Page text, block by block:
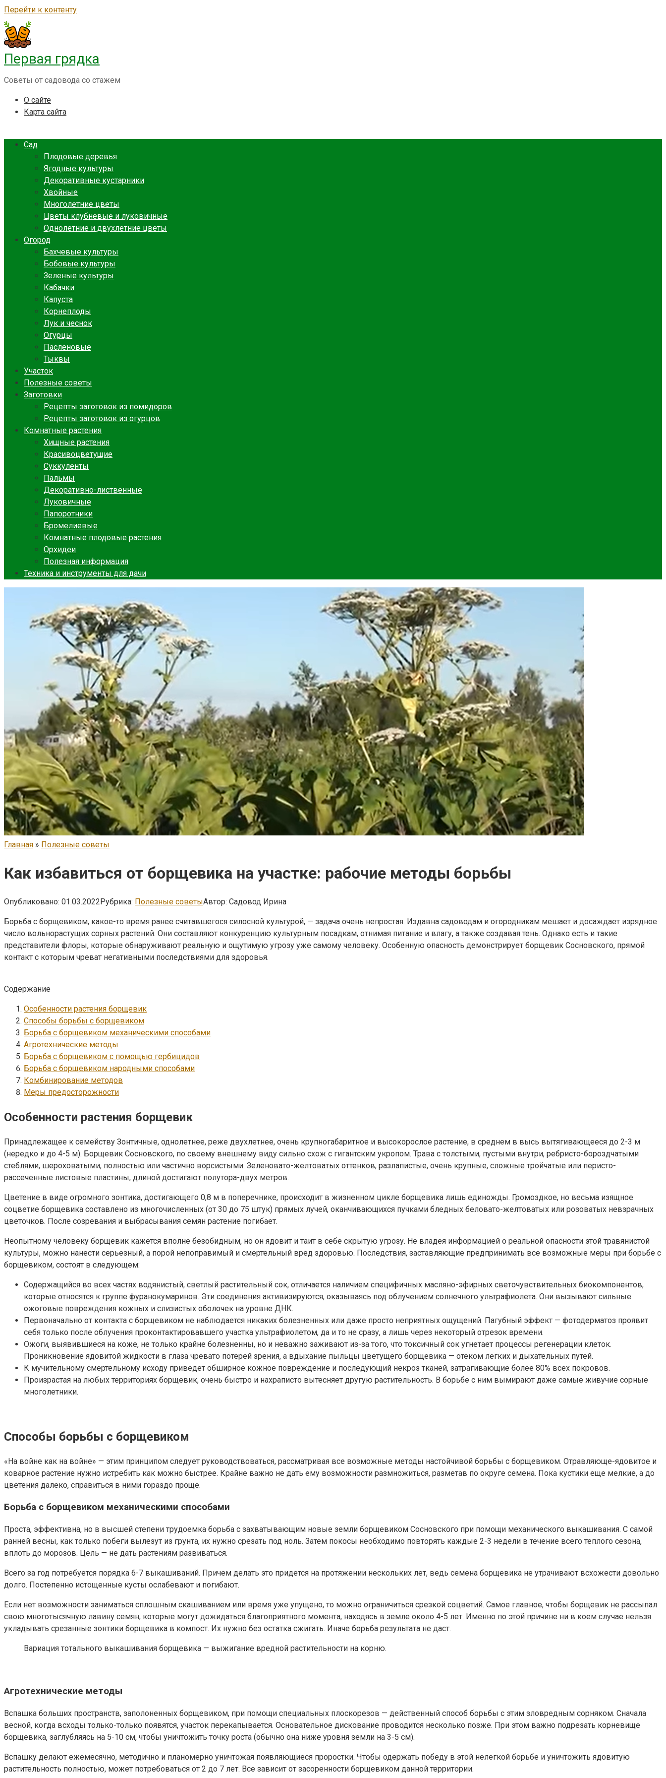
Перейти к контенту
Первая грядка
Советы от садовода со стажем
О сайте
Карта сайта
Сад
Плодовые деревья
Ягодные культуры
Декоративные кустарники
Хвойные
Многолетние цветы
Цветы клубневые и луковичные
Однолетние и двухлетние цветы
Огород
Бахчевые культуры
Бобовые культуры
Зеленые культуры
Кабачки
Капуста
Корнеплоды
Лук и чеснок
Огурцы
Пасленовые
Тыквы
Участок
Полезные советы
Заготовки
Рецепты заготовок из помидоров
Рецепты заготовок из огурцов
Комнатные растения
Хищные растения
Красивоцветущие
Суккуленты
Пальмы
Декоративно-лиственные
Луковичные
Папоротники
Бромелиевые
Комнатные плодовые растения
Орхидеи
Полезная информация
Техника и инструменты для дачи
Главная » Полезные советы
Как избавиться от борщевика на участке: рабочие методы борьбы
Опубликовано: 01.03.2022Рубрика: Полезные советыАвтор: Садовод Ирина
Борьба с борщевиком, какое-то время ранее считавшегося силосной культурой, — задача очень непростая. Издавна садоводам и огородникам мешает и досаждает изрядное
число вольнорастущих сорных растений. Они составляют конкуренцию культурным посадкам, отнимая питание и влагу, а также создавая тень. Однако есть и такие
представители флоры, которые обнаруживают реальную и ощутимую угрозу уже самому человеку. Особенную опасность демонстрирует борщевик Сосновского, прямой
контакт с которым чреват негативными последствиями для здоровья.
Содержание
Особенности растения борщевик
Способы борьбы с борщевиком
Борьба с борщевиком механическими способами
Агротехнические методы
Борьба с борщевиком с помощью гербицидов
Борьба с борщевиком народными способами
Комбинирование методов
Меры предосторожности
Особенности растения борщевик
Принадлежащее к семейству Зонтичные, однолетнее, реже двухлетнее, очень крупногабаритное и высокорослое растение, в среднем в высь вытягивающееся до 2-3 м
(нередко и до 4-5 м). Борщевик Сосновского, по своему внешнему виду сильно схож с гигантским укропом. Трава с толстыми, пустыми внутри, ребристо-бороздчатыми
стеблями, шероховатыми, полностью или частично ворсистыми. Зеленовато-желтоватых оттенков, разлапистые, очень крупные, сложные тройчатые или перисто-
рассеченные листовые пластины, длиной достигают полутора-двух метров.
Цветение в виде огромного зонтика, достигающего 0,8 м в поперечнике, происходит в жизненном цикле борщевика лишь единожды. Громоздкое, но весьма изящное
соцветие борщевика составлено из многочисленных (от 30 до 75 штук) прямых лучей, оканчивающихся пучками бледных беловато-желтоватых или розоватых невзрачных
цветочков. После созревания и выбрасывания семян растение погибает.
Неопытному человеку борщевик кажется вполне безобидным, но он ядовит и таит в себе скрытую угрозу. Не владея информацией о реальной опасности этой травянистой
культуры, можно нанести серьезный, а порой непоправимый и смертельный вред здоровью. Последствия, заставляющие предпринимать все возможные меры при борьбе с
борщевиком, состоят в следующем:
Содержащийся во всех частях водянистый, светлый растительный сок, отличается наличием специфичных масляно-эфирных светочувствительных биокомпонентов,
которые относятся к группе фуранокумаринов. Эти соединения активизируются, оказываясь под облучением солнечного ультрафиолета. Они вызывают сильные
ожоговые повреждения кожных и слизистых оболочек на уровне ДНК.
Первоначально от контакта с борщевиком не наблюдается никаких болезненных или даже просто неприятных ощущений. Пагубный эффект — фотодерматоз проявит
себя только после облучения проконтактировавшего участка ультрафиолетом, да и то не сразу, а лишь через некоторый отрезок времени.
Ожоги, выявившиеся на коже, не только крайне болезненны, но и неважно заживают из-за того, что токсичный сок угнетает процессы регенерации клеток.
Проникновение ядовитой жидкости в глаза чревато потерей зрения, а вдыхание пыльцы цветущего борщевика — отеком легких и дыхательных путей.
К мучительному смертельному исходу приведет обширное кожное повреждение и последующий некроз тканей, затрагивающие более 80% всех покровов.
Произрастая на любых территориях борщевик, очень быстро и нахраписто вытесняет другую растительность. В борьбе с ним вымирают даже самые живучие сорные
многолетники.
Способы борьбы с борщевиком
«На войне как на войне» — этим принципом следует руководствоваться, рассматривая все возможные методы настойчивой борьбы с борщевиком. Отравляюще-ядовитое и
коварное растение нужно истребить как можно быстрее. Крайне важно не дать ему возможности размножиться, разметав по округе семена. Пока кустики еще мелкие, а до
цветения далеко, справиться в ними гораздо проще.
Борьба с борщевиком механическими способами
Проста, эффективна, но в высшей степени трудоемка борьба с захватывающим новые земли борщевиком Сосновского при помощи механического выкашивания. С самой
ранней весны, как только побеги вылезут из грунта, их нужно срезать под ноль. Затем покосы необходимо повторять каждые 2-3 недели в течение всего теплого сезона,
вплоть до морозов. Цель — не дать растениям развиваться.
Всего за год потребуется порядка 6-7 выкашиваний. Причем делать это придется на протяжении нескольких лет, ведь семена борщевика не утрачивают всхожести довольно
долго. Постепенно истощенные кусты ослабевают и погибают.
Если нет возможности заниматься сплошным скашиванием или время уже упущено, то можно ограничиться срезкой соцветий. Самое главное, чтобы борщевик не рассыпал
свою многотысячную лавину семян, которые могут дожидаться благоприятного момента, находясь в земле около 4-5 лет. Именно по этой причине ни в коем случае нельзя
укладывать срезанные зонтики борщевика в компост. Их нужно без остатка сжигать. Иначе борьба результата не даст.
Вариация тотального выкашивания борщевика — выжигание вредной растительности на корню.
Агротехнические методы
Вспашка больших пространств, заполоненных борщевиком, при помощи специальных плоскорезов — действенный способ борьбы с этим зловредным сорняком. Сначала
весной, когда всходы только-только появятся, участок перекапывается. Основательное дискование проводится несколько позже. При этом важно подрезать корневище
борщевика, заглубляясь на 5-10 см, чтобы уничтожить точку роста (обычно она ниже уровня земли на 3-5 см).
Вспашку делают ежемесячно, методично и планомерно уничтожая появляющиеся проростки. Чтобы одержать победу в этой нелегкой борьбе и уничтожить ядовитую
растительность полностью, может потребоваться от 2 до 7 лет. Все зависит от засоренности борщевиком данной территории.